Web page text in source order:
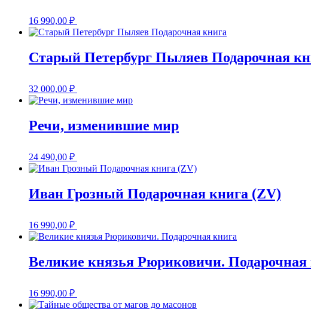
16 990,00 ₽
Старый Петербург Пыляев Подарочная
32 000,00 ₽
Речи, изменившие мир
24 490,00 ₽
Иван Грозный Подарочная книга (ZV)
16 990,00 ₽
Великие князья Рюриковичи. Подарочная
16 990,00 ₽